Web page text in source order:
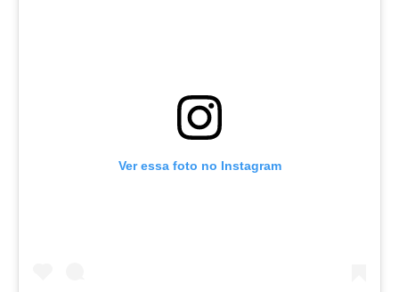
Ver essa foto no Instagram